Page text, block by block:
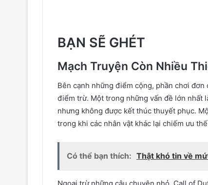
BẠN SẼ GHÉT
Mạch Truyện Còn Nhiều
Bên cạnh những điểm cộng, phần chơi
điểm trừ. Một trong những vấn đề lớn nhất
nhưng không được kết thúc thuyết phục.
trong khi các nhân vật khác lại chiếm ưu
Có thể bạn thích: Thật khó tin về